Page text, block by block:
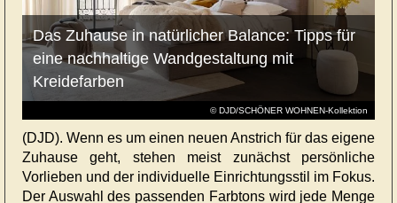
© DJD/SCHÖNER WOHNEN-Kollektion
Das Zuhause in natürlicher Balance: Tipps für
eine nachhaltige Wandgestaltung mit
Kreidefarben
(DJD). Wenn es um einen neuen Anstrich für das eigene
Zuhause geht, stehen meist zunächst persönliche
Vorlieben und der individuelle Einrichtungsstil im Fokus.
Der Auswahl des passenden Farbtons wird jede Menge